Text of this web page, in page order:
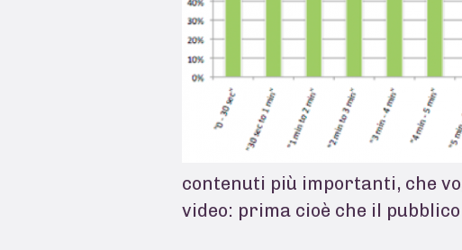
contenuti più importanti, che
video: prima cioè che il